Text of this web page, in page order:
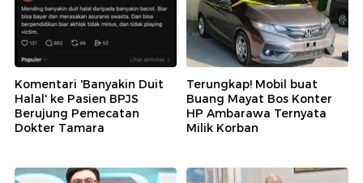
Komentari 'Banyakin Duit
Halal' ke Pasien BPJS
Berujung Pemecatan
Dokter Tamara
Terungkap! Mobil buat
Buang Mayat Bos Konter
HP Ambarawa Ternyata
Milik Korban